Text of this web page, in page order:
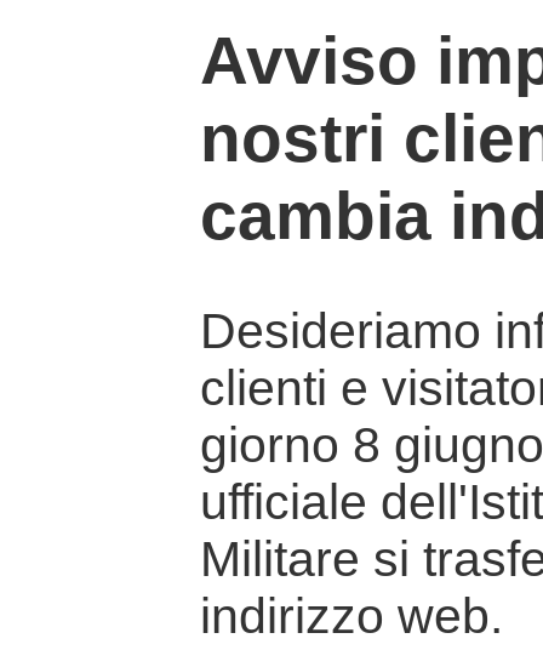
Avviso
nostri
cambia
Desideriamo
clienti e
giorno 8
ufficiale
Militare si
indirizzo web.